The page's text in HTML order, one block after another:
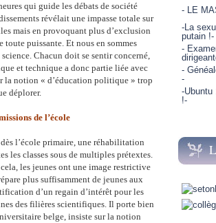
qui guide les débats de société
révélait une impasse totale sur
mais en provoquant plus d’exclusion
puissante. Et nous en sommes
Chacun doit se sentir concerné,
et technique a donc partie liée avec
la notion « d’éducation politique » trop
déplorer.
de l’école
l’école primaire, une réhabilitation
les classes sous de multiples prétextes.
les jeunes ont une image restrictive
plus suffisamment de jeunes aux
d’un regain d’intérêt pour les
des filières scientifiques. Il porte bien
belge, insiste sur la notion
- LE
-La
putain !-
-
-
-
-Ubuntu
!-